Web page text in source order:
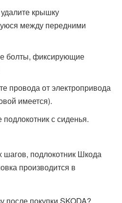
крышку
между передними
болты, фиксирующие
провода от электропривода
имеется).
с сиденья.
подлокотник Шкода
производится в